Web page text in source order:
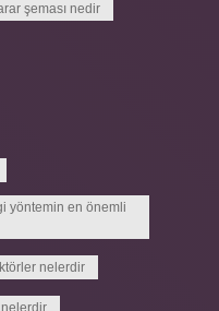
şeması nedir
yöntemin en önemli
nelerdir
nelerdir